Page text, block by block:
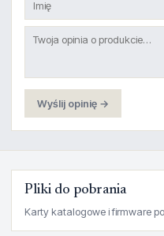
Wyślij opinię →
Pliki do pobrania
Karty katalogowe i firmware